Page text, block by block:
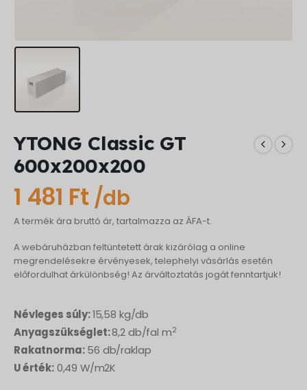
YTONG Classic GT
600x200x200
1 481 Ft /db
A termék ára bruttó ár, tartalmazza az ÁFA-t.
A webáruházban feltüntetett árak kizárólag a online
megrendelésekre érvényesek, telephelyi vásárlás esetén
előfordulhat árkülönbség! Az árváltoztatás jogát fenntartjuk!
Névleges súly:15,58 kg/db
Anyagszükséglet:8,2 db/fal m2
Rakatnorma:56 db/raklap
U érték:0,49 W/m2K